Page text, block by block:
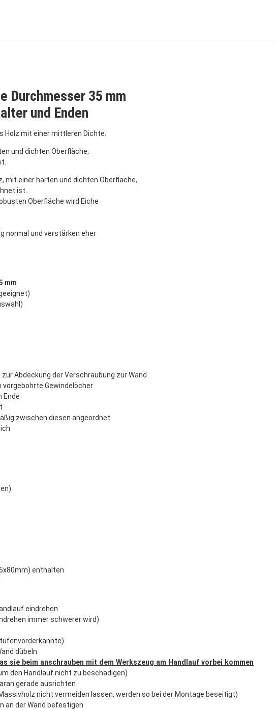
Durchmesser 35 mm
und Enden
Holz mit einer mittleren Dichte.
und dichten Oberfläche,
mit einer harten und dichten Oberfläche,
ist.
Oberfläche wird Eiche
normal und verstärken eher
mm
Abdeckung der Verschraubung zur Wand
vorgebohrte Gewindelöcher
Ende
zwischen diesen angeordnet
enthalten
eindrehen
immer schwerer wird)
dübeln
sie beim anschrauben mit dem Werkszeug am Handlauf vorbei kommen
den Handlauf nicht zu beschädigen)
gerade ausrichten
nicht vermeiden lassen, werden so bei der Montage beseitigt)
an der Wand befestigen